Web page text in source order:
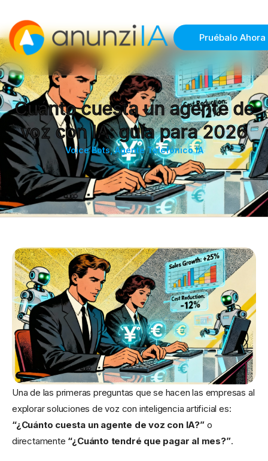
Pruébalo Ahora
Cuánto cuesta un agente de
voz con IA: guía para 2026
Voice Bots,Agente Telefónico IA
Una de las primeras preguntas que se hacen las empresas al
explorar soluciones de voz con inteligencia artificial es:
“¿Cuánto cuesta un agente de voz con IA?”o
directamente “¿Cuánto tendré que pagar al mes?”.